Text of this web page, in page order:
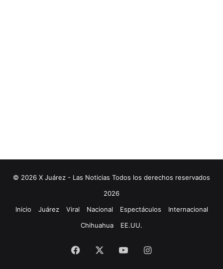
© 2026 X Juárez - Las Noticias Todos los derechos reservados
2026
Inicio
Juárez Viral Nacional Espectáculos
Internacional
Chihuahua
EE.UU.
Facebook YouTubeInstagram